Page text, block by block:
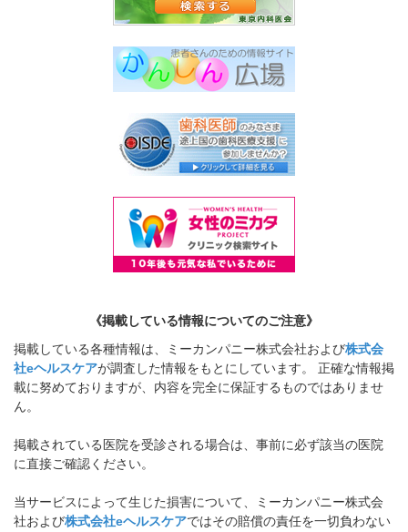
《掲載している情報についてのご注意》
掲載している各種情報は、ミーカンパニー株式会社および株式会
社eヘルスケアが調査した情報をもとにしています。 正確な情報掲
載に努めておりますが、内容を完全に保証するものではありませ
ん。
掲載されている医院を受診される場合は、事前に必ず該当の医院
に直接ご確認ください。
当サービスによって生じた損害について、ミーカンパニー株式会
社および株式会社eヘルスケアではその賠償の責任を一切負わない